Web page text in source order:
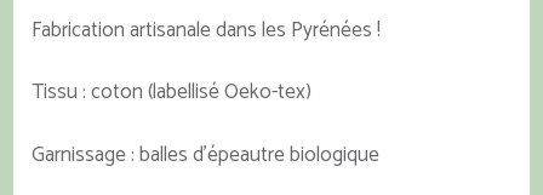
Fabrication artisanale dans les Pyrénées !
Tissu : coton (labellisé Oeko-tex)
Garnissage : balles d’épeautre biologique